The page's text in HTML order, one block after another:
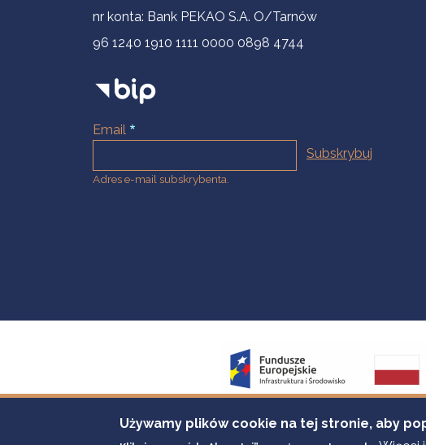
nr konta: Bank PEKAO S.A. O/Tarnów
96 1240 1910 1111 0000 0898 4744
Email
Adres e-mail subskrybenta.
Używamy plików cookie na tej stronie, aby